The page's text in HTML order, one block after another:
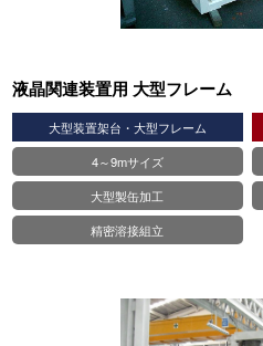
液晶関連装置用 大型フレーム
大型装置架台・大型フレーム
4～9mサイズ
大型製缶加工
精密溶接組立